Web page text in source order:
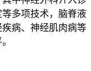
多项技术，脑脊液
病、神经肌肉病等